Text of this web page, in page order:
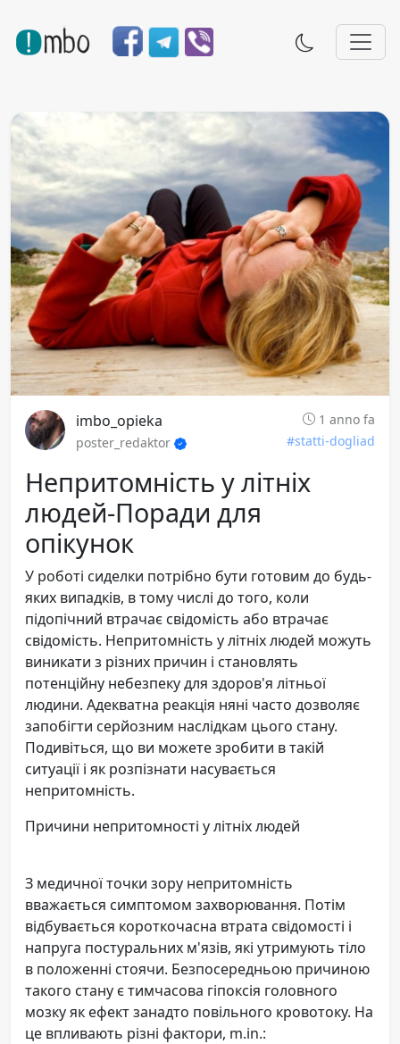
imbo_opieka
1 anno fa
poster_redaktor
#statti-dogliad
Непритомність у літніх
людей-Поради для
опікунок
У роботі сиделки потрібно бути готовим до будь-
яких випадків, в тому числі до того, коли
підопічний втрачає свідомість або втрачає
свідомість. Непритомність у літніх людей можуть
виникати з різних причин і становлять
потенційну небезпеку для здоров'я літньої
людини. Адекватна реакція няні часто дозволяє
запобігти серйозним наслідкам цього стану.
Подивіться, що ви можете зробити в такій
ситуації і як розпізнати насувається
непритомність.
Причини непритомності у літніх людей
З медичної точки зору непритомність
вважається симптомом захворювання. Потім
відбувається короткочасна втрата свідомості і
напруга постуральних м'язів, які утримують тіло
в положенні стоячи. Безпосередньою причиною
такого стану є тимчасова гіпоксія головного
мозку як ефект занадто повільного кровотоку. На
це впливають різні фактори, m.in.: